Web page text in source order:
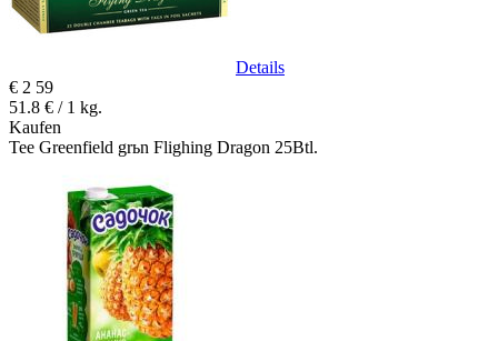
Details
€ 2 59
51.8 € / 1 kg.
Kaufen
Tee Greenfield grьn Flighing Dragon 25Btl.